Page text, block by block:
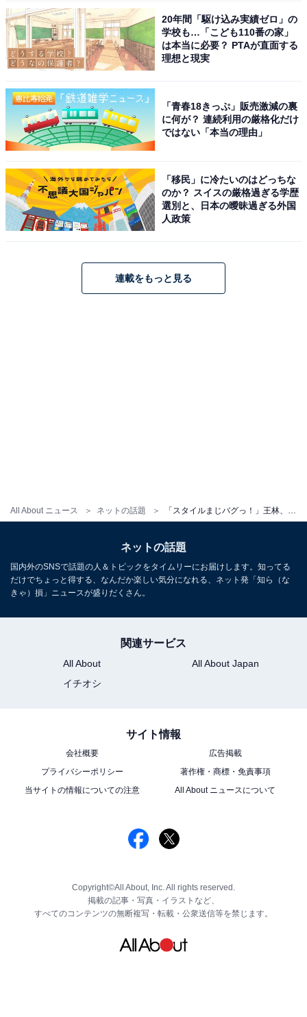
All About ニュース ネットの話題
20年間「駆け込み実績ゼロ」の
学校も…「こども110番の家」
は本当に必要？ PTAが直面する
理想と現実
「青春18きっぷ」販売激減の裏
に何が？ 連続利用の厳格化だけ
ではない「本当の理由」
「移民」に冷たいのはどっちな
のか？ スイスの厳格過ぎる学歴
選別と、日本の曖昧過ぎる外国
人政策
連載をもっと見る
ネットの話題
国内外のSNSで話題の人＆トピックをタイムリーにお届けします。知ってる
だけでちょっと得する、なんだか楽しい気分になれる、ネット発「知ら（な
きゃ）損」ニュースが盛りだくさん。
関連サービス
All About
All About Japan
イチオシ
サイト情報
会社概要
広告掲載
プライバシーポリシー
著作権・商標・免責事項
当サイトの情報についての注意
All About ニュースについて
Copyright©All About, Inc. All rights reserved.
掲載の記事・写真・イラストなど、
すべてのコンテンツの無断複写・転載・公衆送信等を禁じます。